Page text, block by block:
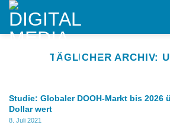
Skip
content
TÄGLICHER ARCHIV:
Studie: Globaler DOOH-Markt bis 2026
Dollar wert
8. Juli 2021